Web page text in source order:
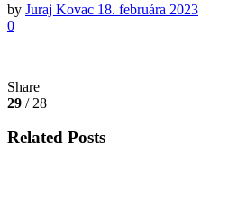
by Juraj Kovac 18. februára 2023
0
Share
29 / 28
Related Posts